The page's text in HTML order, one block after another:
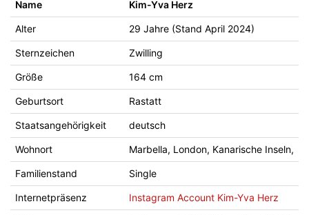
Name Kim-Yva Herz
Alter 29 Jahre (Stand April 2024)
Sternzeichen Zwilling
Größe 164 cm
Geburtsort Rastatt
Staatsangehörigkeit deutsch
Wohnort Marbella, London, Kanarische Inseln,
Familienstand Single
Internetpräsenz Instagram Account Kim-Yva Herz